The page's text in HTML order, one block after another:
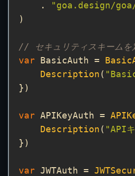
    .
"goa.design/
// セキュリティスキームを
var BasicAuth =
Description (
var APIKeyAuth =
Description ( "API
var JWTAuth =